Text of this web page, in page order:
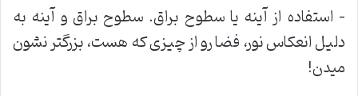
– استفاده از آینه یا سطوح براق. سطوح براق و آینه به
دلیل انعکاس نور، فضا رو از چیزی که هست، بزرگتر نشون
میدن!